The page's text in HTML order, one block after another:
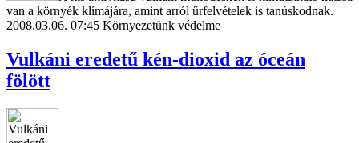
van a környék klímájára, amint arról űrfelvételek is tanúskodnak.
2008.03.06. 07:45 Környezetünk védelme
Vulkáni eredetű kén-dioxid az óceán
fölött